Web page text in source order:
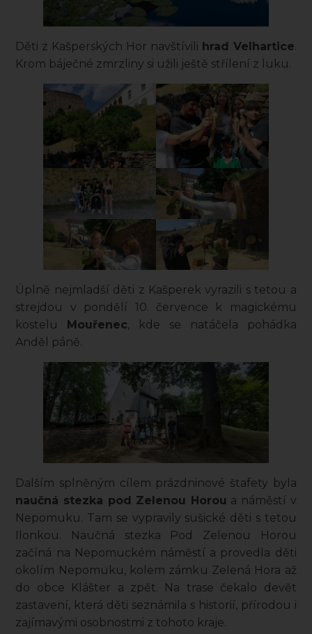
Děti z Kašperských Hor navštívili hrad Velhartice.
Krom báječné zmrzliny si užili ještě střílení z luku.
Úplně nejmladší děti z Kašperek vyrazili s tetou a
strejdou v pondělí 10. července k magickému
kostelu Mouřenec, kde se natáčela pohádka
Anděl páně.
Dalším splněným cílem prázdninové štafety byla
naučná stezka pod Zelenou Horou a náměstí v
Nepomuku. Tam se vypravily sušické děti s tetou
Ilonkou. Naučná stezka Pod Zelenou Horou
začíná na Nepomuckém náměstí a provedla děti
okolím Nepomuku, kolem zámku Zelená Hora až
do obce Klášter a zpět. Na trase čekalo devět
zastavení, která děti seznámila s historií, přírodou i
zajímavými osobnostmi z tohoto kraje.